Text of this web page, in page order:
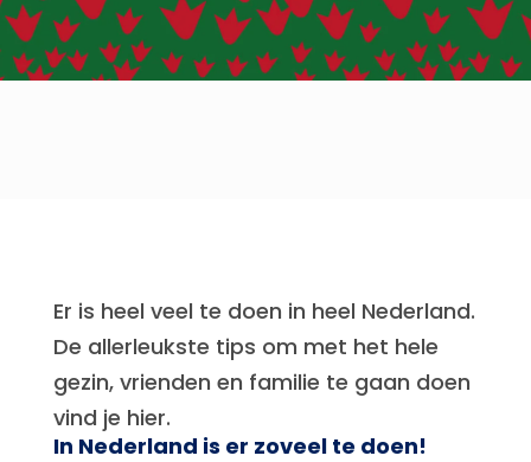
Er is heel veel te doen in heel Nederland.
De allerleukste tips om met het hele
gezin, vrienden en familie te gaan doen
vind je hier.
In Nederland is er zoveel te doen!